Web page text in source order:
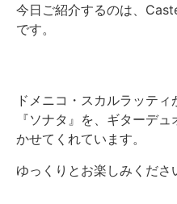
今日ご紹介するのは、
です。
ドメニコ・スカルラッテ
『ソナタ』を、ギターデ
かせてくれています。
ゆっくりとお楽しみくださ